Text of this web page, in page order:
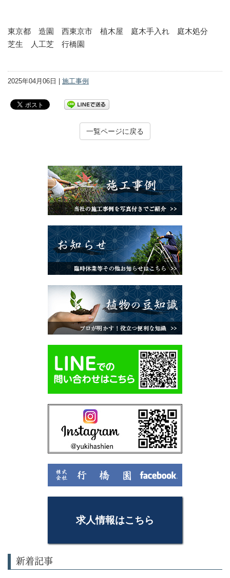
東京都 造園 西東京市 植木屋 庭木手入れ 庭木処分
芝生 人工芝 行橋園
2025年04月06日 | 施工事例
一覧ページに戻る
求人情報はこちら
新着記事